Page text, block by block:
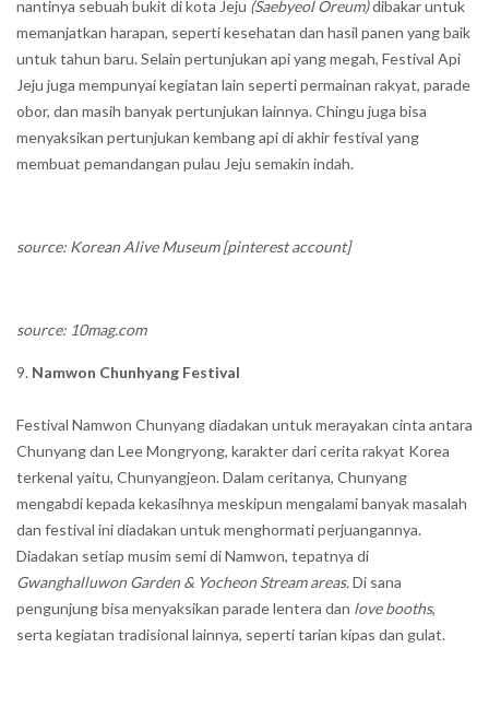
nantinya sebuah bukit di kota Jeju (Saebyeol Oreum)dibakar untuk
memanjatkan harapan, seperti kesehatan dan hasil panen yang baik
untuk tahun baru. Selain pertunjukan api yang megah, Festival Api
Jeju juga mempunyai kegiatan lain seperti permainan rakyat, parade
obor, dan masih banyak pertunjukan lainnya. Chingu juga bisa
menyaksikan pertunjukan kembang api di akhir festival yang
membuat pemandangan pulau Jeju semakin indah.
source: Korean Alive Museum [pinterest account]
source: 10mag.com
Namwon Chunhyang Festival
Festival Namwon Chunyang diadakan untuk merayakan cinta antara
Chunyang dan Lee Mongryong, karakter dari cerita rakyat Korea
terkenal yaitu, Chunyangjeon. Dalam ceritanya, Chunyang
mengabdi kepada kekasihnya meskipun mengalami banyak masalah
dan festival ini diadakan untuk menghormati perjuangannya.
Diadakan setiap musim semi di Namwon, tepatnya di
Gwanghalluwon Garden & Yocheon Stream areas.Di sana
pengunjung bisa menyaksikan parade lentera dan love booths,
serta kegiatan tradisional lainnya, seperti tarian kipas dan gulat.